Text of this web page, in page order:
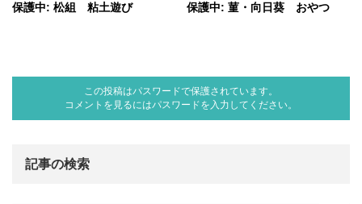
保護中: 松組 粘土遊び 保護中: 菫・向日葵 おやつ
この投稿はパスワードで保護されています。
コメントを見るにはパスワードを入力してください。
記事の検索